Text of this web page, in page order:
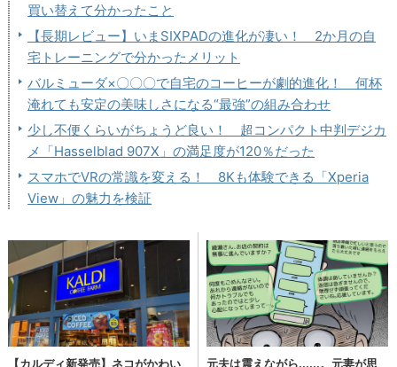
買い替えて分かったこと
【長期レビュー】いまSIXPADの進化が凄い！ 2か月の自
宅トレーニングで分かったメリット
バルミューダ×〇〇〇で自宅のコーヒーが劇的進化！ 何杯
淹れても安定の美味しさになる“最強”の組み合わせ
少し不便くらいがちょうど良い！ 超コンパクト中判デジカ
メ「Hasselblad 907X」の満足度が120％だった
スマホでVRの常識を変える！ 8Kも体験できる「Xperia
View」の魅力を検証